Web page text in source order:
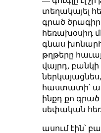
տեղակայել
գրած
հեռախօսիդ
գնաս
թղթերը
վայրդ, բանկի
հաստատի՝
ինքդ քո գրած
սեփական
ասում էին՝